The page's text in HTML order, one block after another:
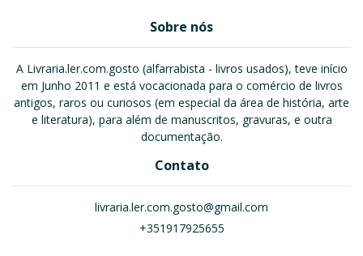
Sobre nós
A Livraria.ler.com.gosto (alfarrabista - livros usados), teve início
em Junho 2011 e está vocacionada para o comércio de livros
antigos, raros ou curiosos (em especial da área de história, arte
e literatura), para além de manuscritos, gravuras, e outra
documentação.
Contato
livraria.ler.com.gosto@gmail.com
+351917925655